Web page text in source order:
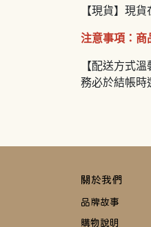
【現貨】現
注意事項：商
【配送方式
務必於結帳時
關於我們
品牌故事
購物說明